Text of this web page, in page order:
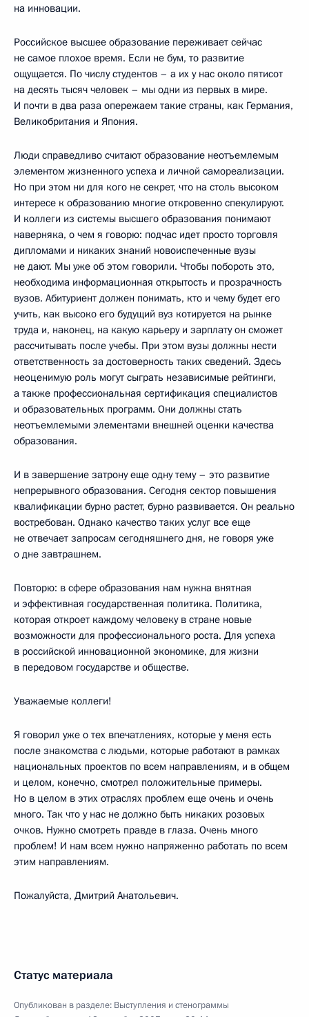
на инновации.
Российское высшее образование переживает сейчас
не самое плохое время. Если не бум, то развитие
ощущается. По числу студентов – а их у нас около пятисот
на десять тысяч человек – мы одни из первых в мире.
И почти в два раза опережаем такие страны, как Германия,
Великобритания и Япония.
Люди справедливо считают образование неотъемлемым
элементом жизненного успеха и личной самореализации.
Но при этом ни для кого не секрет, что на столь высоком
интересе к образованию многие откровенно спекулируют.
И коллеги из системы высшего образования понимают
наверняка, о чем я говорю: подчас идет просто торговля
дипломами и никаких знаний новоиспеченные вузы
не дают. Мы уже об этом говорили. Чтобы побороть это,
необходима информационная открытость и прозрачность
вузов. Абитуриент должен понимать, кто и чему будет его
учить, как высоко его будущий вуз котируется на рынке
труда и, наконец, на какую карьеру и зарплату он сможет
рассчитывать после учебы. При этом вузы должны нести
ответственность за достоверность таких сведений. Здесь
неоценимую роль могут сыграть независимые рейтинги,
а также профессиональная сертификация специалистов
и образовательных программ. Они должны стать
неотъемлемыми элементами внешней оценки качества
образования.
И в завершение затрону еще одну тему – это развитие
непрерывного образования. Сегодня сектор повышения
квалификации бурно растет, бурно развивается. Он реально
востребован. Однако качество таких услуг все еще
не отвечает запросам сегодняшнего дня, не говоря уже
о дне завтрашнем.
Повторю: в сфере образования нам нужна внятная
и эффективная государственная политика. Политика,
которая откроет каждому человеку в стране новые
возможности для профессионального роста. Для успеха
в российской инновационной экономике, для жизни
в передовом государстве и обществе.
Уважаемые коллеги!
Я говорил уже о тех впечатлениях, которые у меня есть
после знакомства с людьми, которые работают в рамках
национальных проектов по всем направлениям, и в общем
и целом, конечно, смотрел положительные примеры.
Но в целом в этих отраслях проблем еще очень и очень
много. Так что у нас не должно быть никаких розовых
очков. Нужно смотреть правде в глаза. Очень много
проблем! И нам всем нужно напряженно работать по всем
этим направлениям.
Пожалуйста, Дмитрий Анатольевич.
Статус материала
Опубликован в разделе: Выступления и стенограммы